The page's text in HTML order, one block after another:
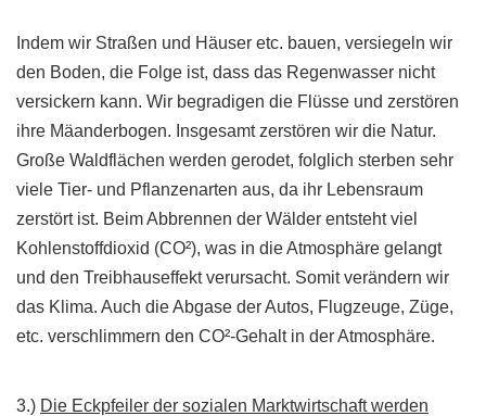
Indem wir Straßen und Häuser etc. bauen, versiegeln wir
den Boden, die Folge ist, dass das Regenwasser nicht
versickern kann. Wir begradigen die Flüsse und zerstören
ihre Mäanderbogen. Insgesamt zerstören wir die Natur.
Große Waldflächen werden gerodet, folglich sterben sehr
viele Tier- und Pflanzenarten aus, da ihr Lebensraum
zerstört ist. Beim Abbrennen der Wälder entsteht viel
Kohlenstoffdioxid (CO²), was in die Atmosphäre gelangt
und den Treibhauseffekt verursacht. Somit verändern wir
das Klima. Auch die Abgase der Autos, Flugzeuge, Züge,
etc. verschlimmern den CO²-Gehalt in der Atmosphäre.
3.) Die Eckpfeiler der sozialen Marktwirtschaft werden